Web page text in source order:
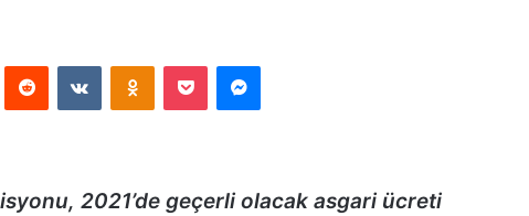
Reddit VKontakteOdnoklassniki
Pocket Messenger
2021’de geçerli olacak asgari ücreti